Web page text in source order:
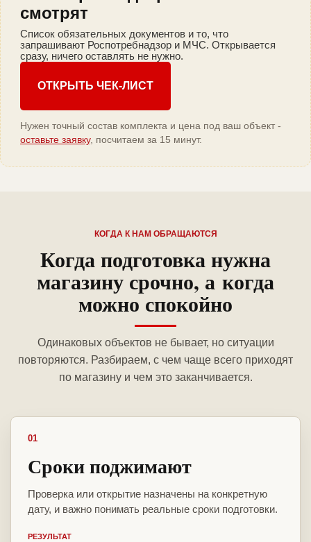
смотрят
Список обязательных документов и то, что
запрашивают Роспотребнадзор и МЧС. Открывается
сразу, ничего оставлять не нужно.
ОТКРЫТЬ ЧЕК-ЛИСТ
Нужен точный состав комплекта и цена под ваш объект -
оставьте заявку, посчитаем за 15 минут.
КОГДА К НАМ ОБРАЩАЮТСЯ
Когда подготовка нужна
магазину срочно, а когда
можно спокойно
Одинаковых объектов не бывает, но ситуации
повторяются. Разбираем, с чем чаще всего приходят
по магазину и чем это заканчивается.
01
Сроки поджимают
Проверка или открытие назначены на конкретную
дату, и важно понимать реальные сроки подготовки.
РЕЗУЛЬТАТ